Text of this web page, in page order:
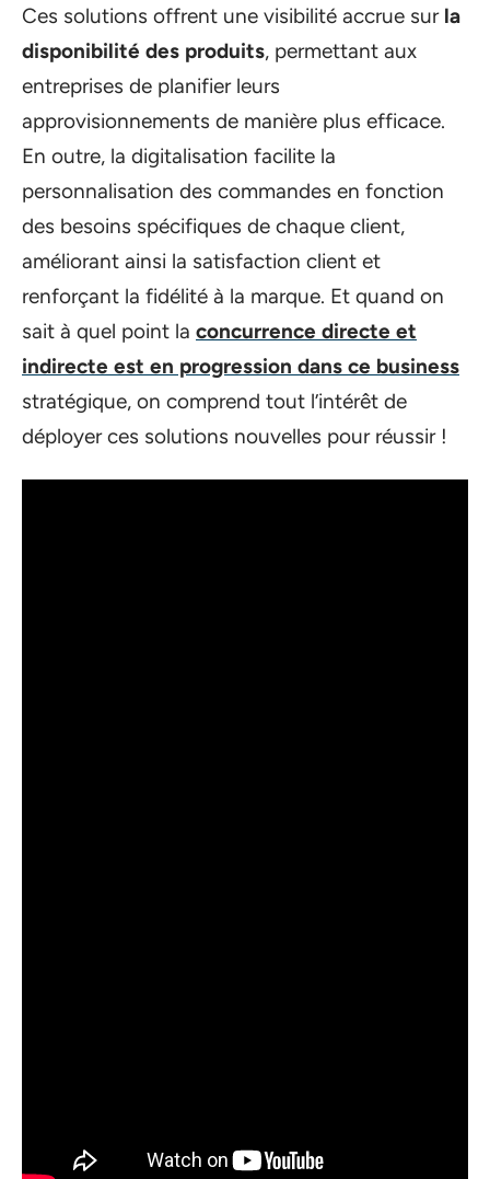
Ces solutions offrent une visibilité accrue sur la
disponibilité des produits, permettant aux
entreprises de planifier leurs
approvisionnements de manière plus efficace.
En outre, la digitalisation facilite la
personnalisation des commandes en fonction
des besoins spécifiques de chaque client,
améliorant ainsi la satisfaction client et
renforçant la fidélité à la marque. Et quand on
sait à quel point la concurrence directe et
indirecte est en progression dans ce business
stratégique, on comprend tout l’intérêt de
déployer ces solutions nouvelles pour réussir !